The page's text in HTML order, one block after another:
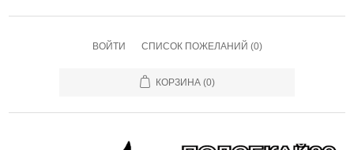
ВОЙТИ СПИСОК ПОЖЕЛАНИЙ (0)
КОРЗИНА (0)